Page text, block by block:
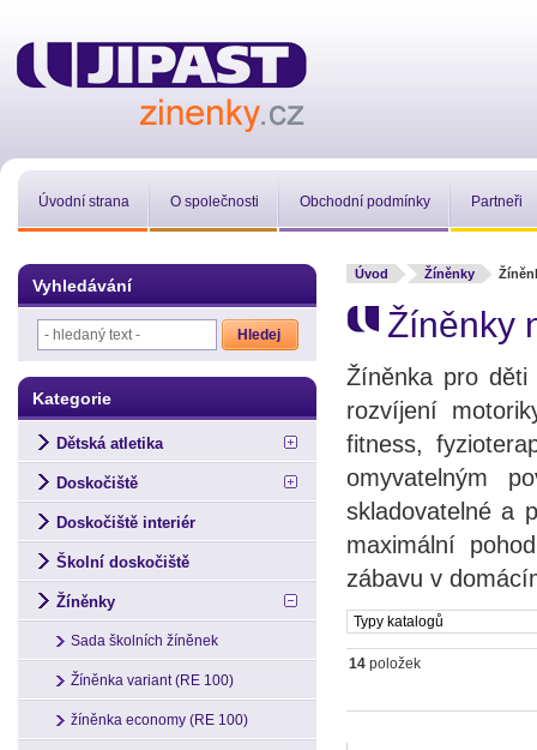
Úvodní strana O společnosti Obchodní podmínky Partneři
Úvod Žíněnky
Žíněnky
Žíněnka pro
rozvíjení
fitness,
omyvatelným
skladovatelné a
maximální
zábavu v
Typy katalogů
14 položek
Vyhledávání
Kategorie
Dětská atletika
Doskočiště
Doskočiště interiér
Školní doskočiště
Žíněnky
Sada školních žíněnek
Žíněnka variant (RE 100)
žíněnka economy (RE 100)